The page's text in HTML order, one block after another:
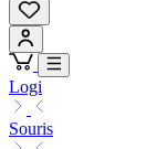
Logi
Souris